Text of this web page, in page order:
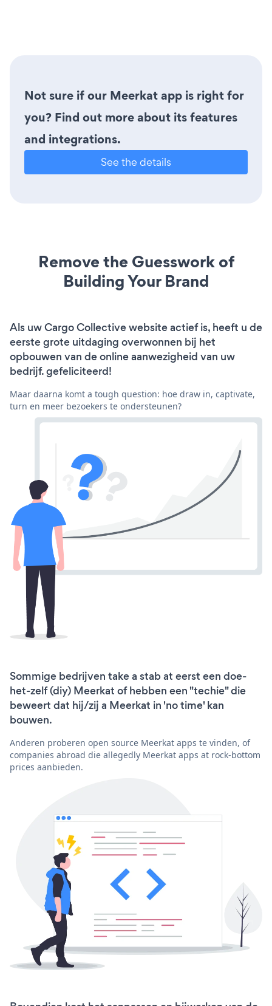
Not sure if our Meerkat app is right for
you? Find out more about its features
and integrations.
See the details
Remove the Guesswork of
Building Your Brand
Als uw Cargo Collective website actief is, heeft u de
eerste grote uitdaging overwonnen bij het
opbouwen van de online aanwezigheid van uw
bedrijf. gefeliciteerd!
Maar daarna komt a tough question: hoe draw in, captivate,
turn en meer bezoekers te ondersteunen?
Sommige bedrijven take a stab at eerst een doe-
het-zelf (diy) Meerkat of hebben een "techie" die
beweert dat hij/zij a Meerkat in 'no time' kan
bouwen.
Anderen proberen open source Meerkat apps te vinden, of
companies abroad die allegedly Meerkat apps at rock-bottom
prices aanbieden.